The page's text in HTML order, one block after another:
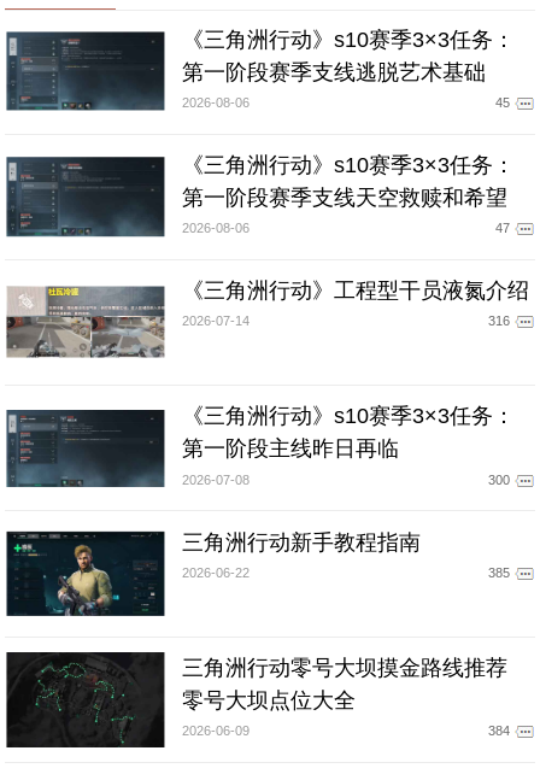
《三角洲行动》s10赛季3×3任务：
第一阶段赛季支线逃脱艺术基础
2026-08-06 45
《三角洲行动》s10赛季3×3任务：
第一阶段赛季支线天空救赎和希望
2026-08-06 47
《三角洲行动》工程型干员液氮介绍
2026-07-14 316
《三角洲行动》s10赛季3×3任务：
第一阶段主线昨日再临
2026-07-08 300
三角洲行动新手教程指南
2026-06-22 385
三角洲行动零号大坝摸金路线推荐
零号大坝点位大全
2026-06-09 384